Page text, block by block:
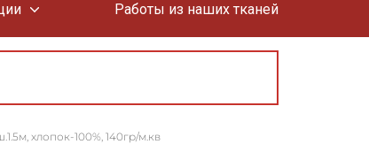
Работы из наших тканей
хлопок-100%, 140гр/м.кв